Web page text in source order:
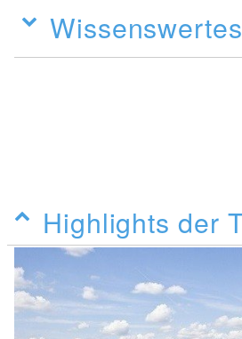
Wissenswertes
Highlights der